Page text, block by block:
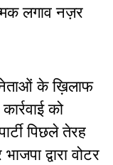
लगाव नज़र
नेताओं के ख़िलाफ
को
पिछले तेरह
द्वारा वोटर